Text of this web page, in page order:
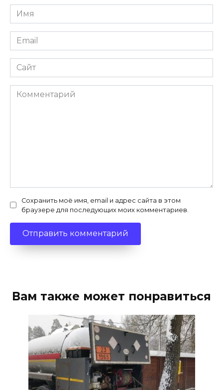
Имя
*
Email
*
Сайт
Комментарий
Сохранить моё имя, email и адрес сайта в этом
браузере для последующих моих комментариев.
Вам также может понравиться